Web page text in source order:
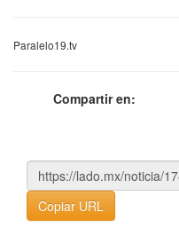
Paralelo19.tv
Compartir en:
Copiar URL